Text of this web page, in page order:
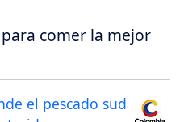
comer la mejor